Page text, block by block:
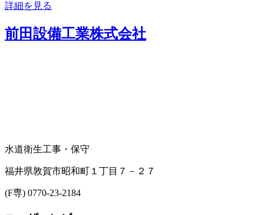
詳細を見る
前田設備工業株式会社
水道衛生工事・保守
福井県敦賀市昭和町１丁目７－２７
(F専) 0770-23-2184